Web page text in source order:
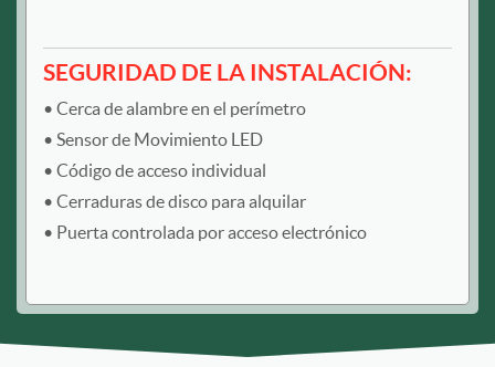
SEGURIDAD DE LA INSTALACIÓN:
Cerca de alambre en el perímetro
Sensor de Movimiento LED
Código de acceso individual
Cerraduras de disco para alquilar
Puerta controlada por acceso electrónico